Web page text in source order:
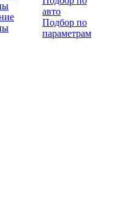
авто
Подбор по
параметрам